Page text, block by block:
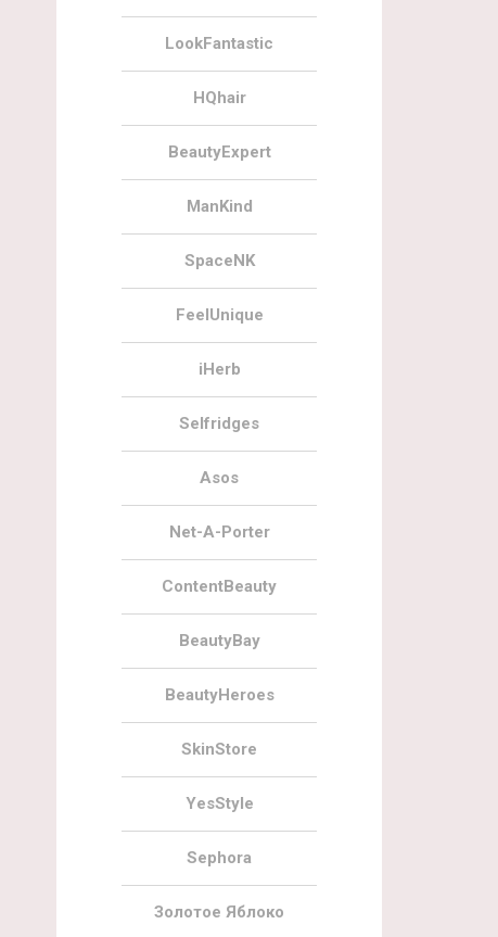
LookFantastic
HQhair
BeautyExpert
ManKind
SpaceNK
FeelUnique
iHerb
Selfridges
Asos
Net-A-Porter
ContentBeauty
BeautyBay
BeautyHeroes
SkinStore
YesStyle
Sephora
Золотое Яблоко